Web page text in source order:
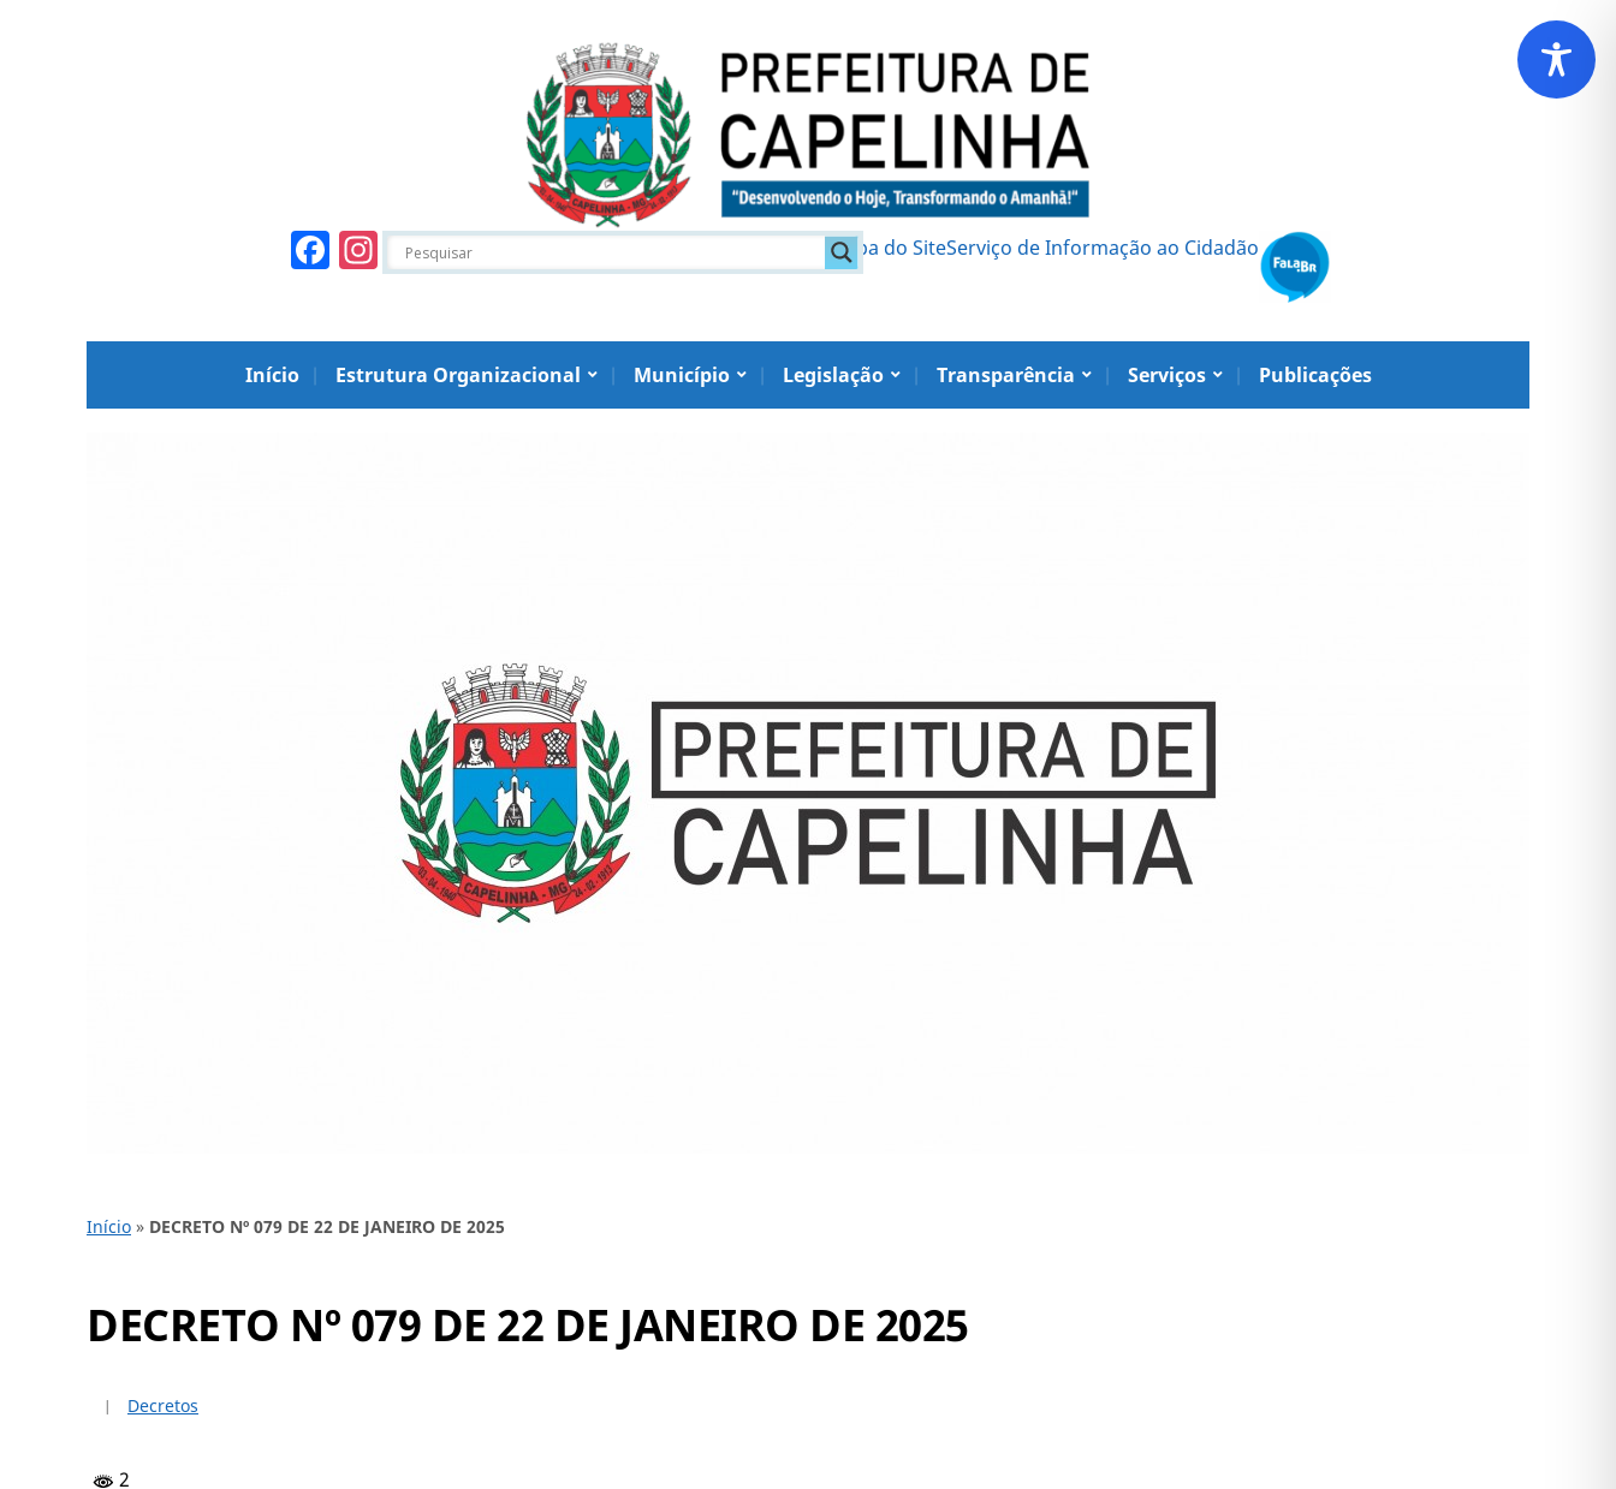
Facebook
Instagram Mapa do SiteServiço de Informação ao Cidadão
Início Estrutura Organizacional Município Legislação Transparência Serviços Publicações
Início » DECRETO Nº 079 DE 22 DE JANEIRO DE 2025
DECRETO Nº 079 DE 22 DE JANEIRO DE 2025
Decretos
2